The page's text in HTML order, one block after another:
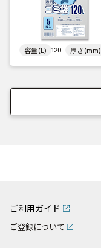
容量(L) 120 厚さ(mm)
ご利用ガイド
ご登録について